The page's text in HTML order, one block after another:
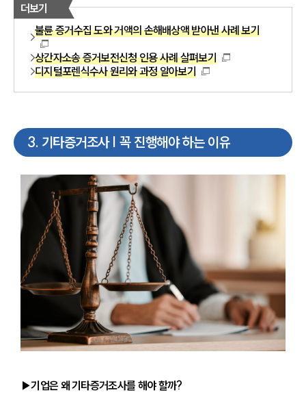
더보기
불륜 증거수집 도와 거액의 손해배상액 받아낸 사례 보기
상간자소송 증거보전신청 인용 사례 살펴보기
디지털포렌식수사 원리와 과정 알아보기
3. 기타증거조사 | 꼭 진행해야 하는 이유
▶기업은 왜 기타증거조사를 해야 할까?